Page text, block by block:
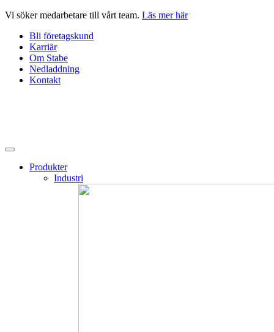
Hoppa
innehåll
Vi söker medarbetare till vårt team. Läs mer här
Bli företagskund
Karriär
Om Stabe
Nedladdning
Kontakt
Produkter
Industri